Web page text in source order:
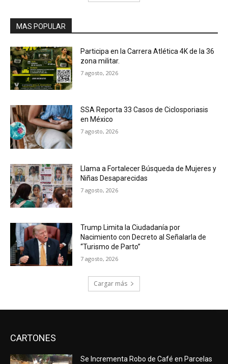
MAS POPULAR
Participa en la Carrera Atlética 4K de la 36
zona militar.
7 agosto, 2026
SSA Reporta 33 Casos de Ciclosporiasis
en México
7 agosto, 2026
Llama a Fortalecer Búsqueda de Mujeres y
Niñas Desaparecidas
7 agosto, 2026
Trump Limita la Ciudadanía por
Nacimiento con Decreto al Señalarla de
“Turismo de Parto”
7 agosto, 2026
Cargar más
CARTONES
Se Incrementa Robo de Café en Parcelas